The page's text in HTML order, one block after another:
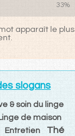
33%
apparaît le plus
slogans
& soin du linge
de maison
Entretien Thé